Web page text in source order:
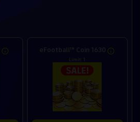
eFootball™ Coin 1630
Limit: 1